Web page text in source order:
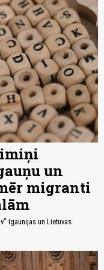
un
migranti
Igaunijas un Lietuvas